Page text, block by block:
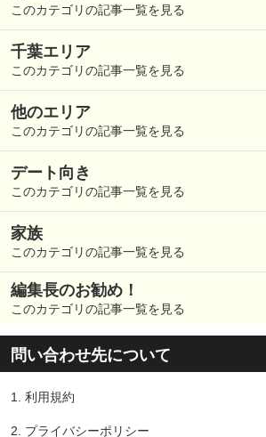
このカテゴリの記事一覧を見る
千葉エリア
このカテゴリの記事一覧を見る
他のエリア
このカテゴリの記事一覧を見る
デート向き
このカテゴリの記事一覧を見る
家族
このカテゴリの記事一覧を見る
編集長のお勧め！
このカテゴリの記事一覧を見る
問い合わせ先について
1. 利用規約
2. プライバシーポリシー